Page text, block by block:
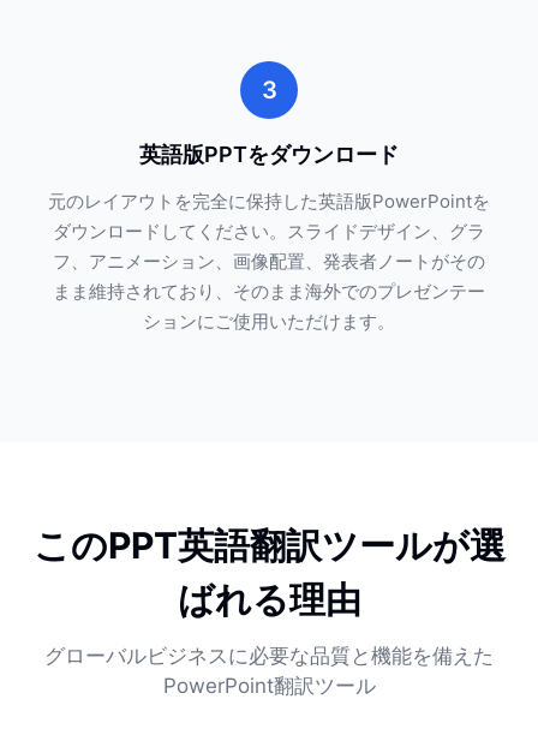
3
英語版PPTをダウンロード
元のレイアウトを完全に保持した英語版PowerPointを
ダウンロードしてください。スライドデザイン、グラ
フ、アニメーション、画像配置、発表者ノートがその
まま維持されており、そのまま海外でのプレゼンテー
ションにご使用いただけます。
このPPT英語翻訳ツールが選
ばれる理由
グローバルビジネスに必要な品質と機能を備えた
PowerPoint翻訳ツール